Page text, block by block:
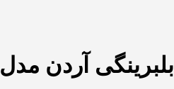
آردن مدل 609211